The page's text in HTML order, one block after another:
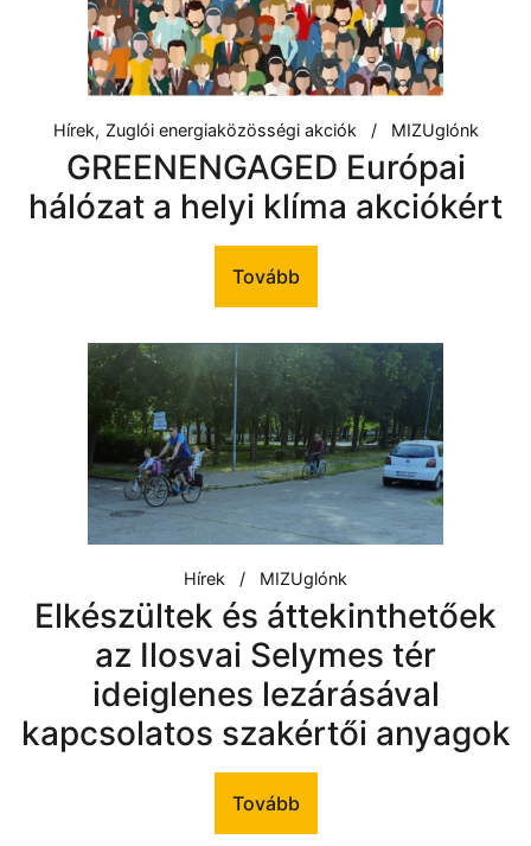
Hírek Zuglói energiaközösségi akciók MIZUglónk
GREENENGAGED Európai
hálózat a helyi klíma akciókért
Tovább
Hírek MIZUglónk
Elkészültek és áttekinthetőek
az Ilosvai Selymes tér
ideiglenes lezárásával
kapcsolatos szakértői anyagok
Tovább